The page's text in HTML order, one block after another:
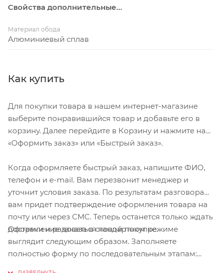
Свойства дополнительные...
Материал обода
Алюминиевый сплав
Как купить
Для покупки товара в нашем интернет-магазине
выберите понравившийся товар и добавьте его в
корзину. Далее перейдите в Корзину и нажмите на
«Оформить заказ» или «Быстрый заказ».
Когда оформляете быстрый заказ, напишите ФИО,
телефон и e-mail. Вам перезвонит менеджер и
уточнит условия заказа. По результатам разговора
вам придет подтверждение оформления товара на
почту или через СМС. Теперь останется только ждать
доставки и радоваться новой покупке.
Оформление заказа в стандартном режиме
выглядит следующим образом. Заполняете
полностью форму по последовательным этапам: